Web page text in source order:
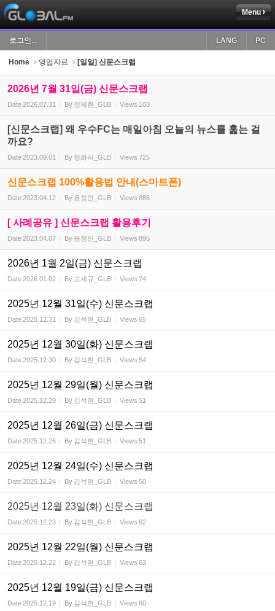
Menu
로그인... PC
LANG
Home 영업자료 [일일] 신문스크랩
2026년 7월 31일(금) 신문스크랩
Date2026.07.31 By 정제환_GLB Views 103
[신문스크랩] 왜 우수FC는 매일아침 오늘의 뉴스를 훑는 걸
까요?
Date2023.09.01 By 정화식_GLB Views 725
신문스크랩 100%활용법 안내(스마트폰)
Date2023.04.12 By 윤정인_GLB Views 886
[ 사례공유 ] 신문스크랩 활용후기
Date2023.04.07 By 윤정인_GLB Views 895
2026년 1월 2일(금) 신문스크랩
Date2026.01.02 By 고세규_GLB Views 74
2025년 12월 31일(수) 신문스크랩
Date2025.12.31 By 김석현_GLB Views 65
2025년 12월 30일(화) 신문스크랩
Date2025.12.30 By 김석현_GLB Views 54
2025년 12월 29일(월) 신문스크랩
Date2025.12.29 By 김석현_GLB Views 51
2025년 12월 26일(금) 신문스크랩
Date2025.12.26 By 김석현_GLB Views 51
2025년 12월 24일(수) 신문스크랩
Date2025.12.24 By 김석현_GLB Views 50
2025년 12월 23일(화) 신문스크랩
Date2025.12.23 By 김석현_GLB Views 62
2025년 12월 22일(월) 신문스크랩
Date2025.12.22 By 김석현_GLB Views 63
2025년 12월 19일(금) 신문스크랩
Date2025.12.19 By 김석현_GLB Views 60
Sketchbook5, 스케치북5
Sketchbook5, 스케치북5